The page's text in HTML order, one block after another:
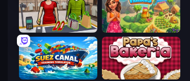
Shop Master 3D The Farmers
Suez Canal Training Simulator Papa's Bakeria